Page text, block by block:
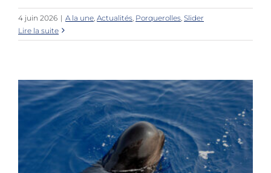
4 juin 2026 | A la une Actualités Porquerolles Slider
Lire la suite